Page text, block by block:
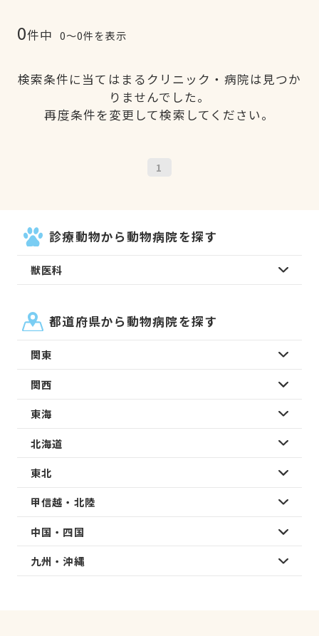
0件中 0〜0件を表示
検索条件に当てはまるクリニック・病院は見つか
りませんでした。
再度条件を変更して検索してください。
1
診療動物から動物病院を探す
獣医科
都道府県から動物病院を探す
関東
関西
東海
北海道
東北
甲信越・北陸
中国・四国
九州・沖縄